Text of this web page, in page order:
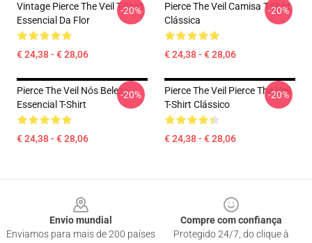
Vintage Pierce The Veil T-Shirt
Essencial Da Flor
€ 24,38 - € 28,06
-20%
Pierce The Veil Camisa T-Shirt
Clássica
€ 24,38 - € 28,06
-20%
Pierce The Veil Nós Beleza
Essencial T-Shirt
€ 24,38 - € 28,06
-20%
Pierce The Veil Pierce The Veil
T-Shirt Clássico
€ 24,38 - € 28,06
-20%
Envio mundial
Enviamos para mais de 200 países
Compre com confiança
Protegido 24/7, do clique à